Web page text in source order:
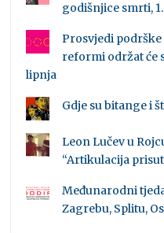
godišnjice smrti,
Prosvjedi
reformi održat će
lipnja
Gdje su bitange i
Leon Lučev u
“Artikulacija
Međunarodni
Zagrebu, Splitu,